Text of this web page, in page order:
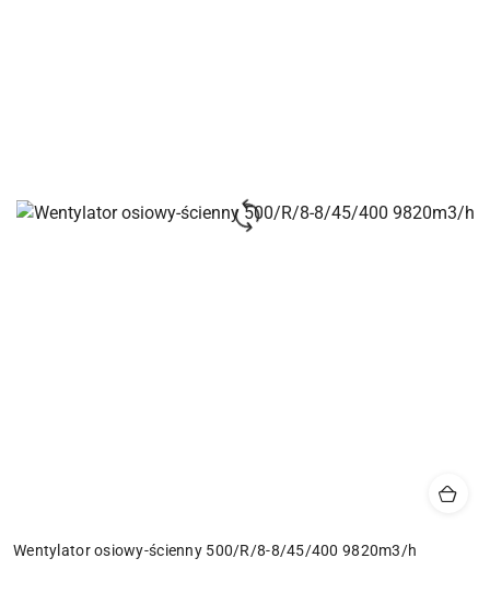
Wentylator osiowy-ścienny 500/R/8-8/45/400 9820m3/h